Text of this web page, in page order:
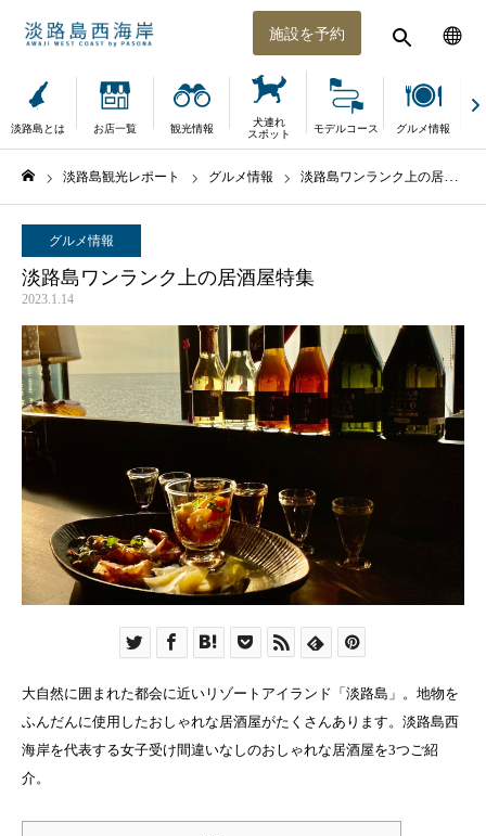
施設を予約
淡路島とは お店一覧 観光情報
犬連れ
スポット
モデルコース グルメ情報
淡路島観光レポート グルメ情報 淡路島ワンランク上の居酒屋特集
グルメ情報
淡路島ワンランク上の居酒屋特集
2023.1.14
大自然に囲まれた都会に近いリゾートアイランド「淡路島」。地物を
ふんだんに使用したおしゃれな居酒屋がたくさんあります。淡路島西
海岸を代表する女子受け間違いなしのおしゃれな居酒屋を3つご紹
介。